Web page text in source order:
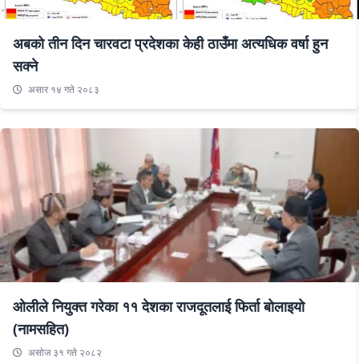
अबको तीन दिन चारवटा प्रदेशका केही ठाउँमा अत्यधिक वर्षा हुन
सक्ने
असार १४ गते २०८३
ओलीले नियुक्त गरेका ११ देशका राजदूतलाई फिर्ता बोलाइयो
(नामसहित)
असाेज ३१ गते २०८२